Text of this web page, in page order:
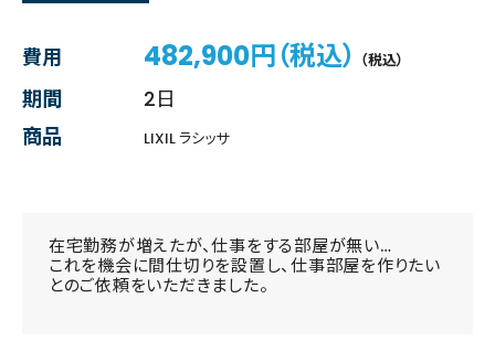
費用 482,900円（税込） （税込）
期間
2日
商品
LIXIL ラシッサ
在宅勤務が増えたが、仕事をする部屋が無い…
これを機会に間仕切りを設置し、仕事部屋を作りたい
とのご依頼をいただきました。